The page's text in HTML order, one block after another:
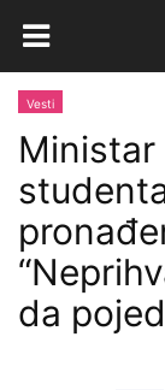
Vesti
Ministar
da